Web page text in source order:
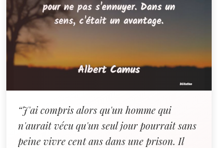
“J'ai compris alors qu'un homme qui
n'aurait vécu qu'un seul jour pourrait sans
peine vivre cent ans dans une prison. Il